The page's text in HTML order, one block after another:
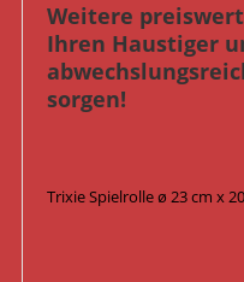
Weitere
Ihren Haustiger
sorgen!
Trixie Spielrolle ø 23 cm x